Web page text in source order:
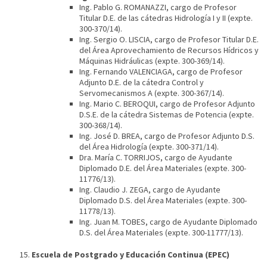
Ing. Pablo G. ROMANAZZI, cargo de Profesor
Titular D.E. de las cátedras Hidrología I y II (expte.
300-370/14).
Ing. Sergio O. LISCIA, cargo de Profesor Titular D.E.
del Área Aprovechamiento de Recursos Hídricos y
Máquinas Hidráulicas (expte. 300-369/14).
Ing. Fernando VALENCIAGA, cargo de Profesor
Adjunto D.E. de la cátedra Control y
Servomecanismos A (expte. 300-367/14).
Ing. Mario C. BEROQUI, cargo de Profesor Adjunto
D.S.E. de la cátedra Sistemas de Potencia (expte.
300-368/14).
Ing. José D. BREA, cargo de Profesor Adjunto D.S.
del Área Hidrología (expte. 300-371/14).
Dra. María C. TORRIJOS, cargo de Ayudante
Diplomado D.E. del Área Materiales (expte. 300-
11776/13).
Ing. Claudio J. ZEGA, cargo de Ayudante
Diplomado D.S. del Área Materiales (expte. 300-
11778/13).
Ing. Juan M. TOBES, cargo de Ayudante Diplomado
D.S. del Área Materiales (expte. 300-11777/13).
Escuela de Postgrado y Educación Continua (EPEC)